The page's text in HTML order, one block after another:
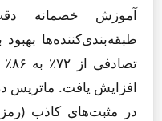
طبقه‌بندی‌کننده‌ها
افزایش یافت. ماتریس
در مثبت‌های کاذب